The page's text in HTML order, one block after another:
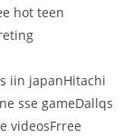
hot teen
iin japanHitachi
sse gameDallqs
videosFrree